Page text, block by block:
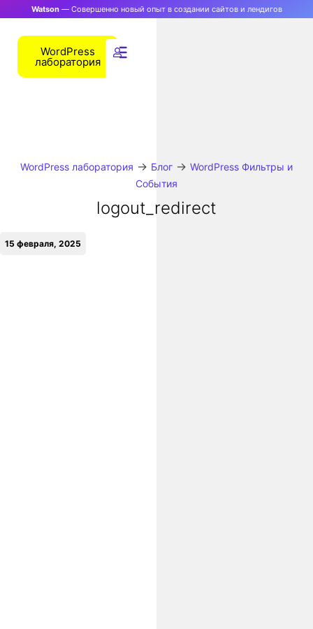
Watson— Совершенно новый опыт в создании сайтов и лендигов
WordPress
лаборатория
WordPress лаборатория → Блог → WordPress Фильтры и
События
logout_redirect
15 февраля, 2025